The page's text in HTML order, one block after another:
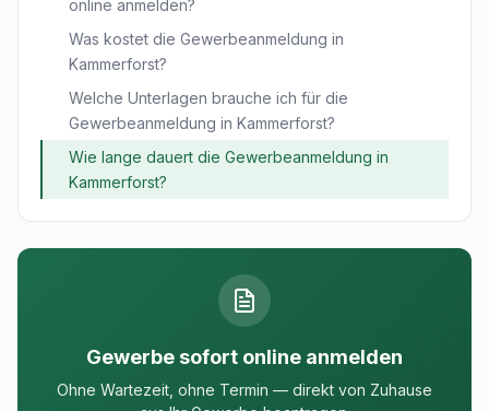
online anmelden?
Was kostet die Gewerbeanmeldung in
Kammerforst?
Welche Unterlagen brauche ich für die
Gewerbeanmeldung in Kammerforst?
Wie lange dauert die Gewerbeanmeldung in
Kammerforst?
Gewerbe sofort online anmelden
Ohne Wartezeit, ohne Termin — direkt von Zuhause